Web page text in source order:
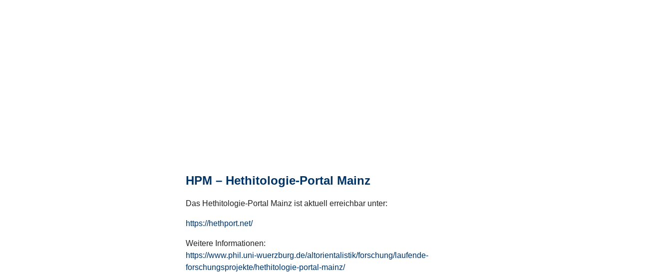
HPM – Hethitologie-Portal Mainz
Das Hethitologie-Portal Mainz ist aktuell erreichbar unter:
https://hethport.net/
Weitere Informationen:
https://www.phil.uni-wuerzburg.de/altorientalistik/forschung/laufende-
forschungsprojekte/hethitologie-portal-mainz/